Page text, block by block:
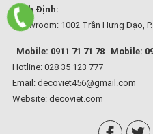
Bình Định:
Showroom: 1002 Trần Hưng Đạo,
Mobile: 0911 71 71 78
Mobile:
Hotline: 028 35 123 777
Email: decoviet456@gmail.com
Website: decoviet.com